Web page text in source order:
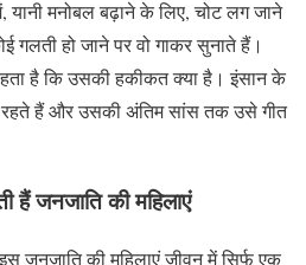
यानी मनोबल बढ़ाने के लिए, चोट लग जाने
गलती हो जाने पर वो गाकर सुनाते हैं।
है कि उसकी हकीकत क्या है। इंसान के
हैं और उसकी अंतिम सांस तक उसे गीत
हैं जनजाति की महिलाएं
जनजाति की महिलाएं जीवन में सिर्फ एक